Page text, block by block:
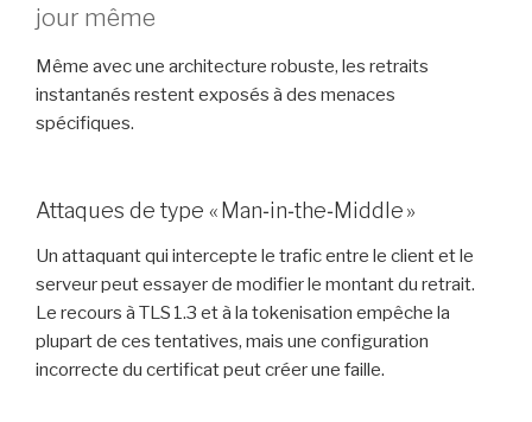
jour même
Même avec une architecture robuste, les retraits
instantanés restent exposés à des menaces
spécifiques.
Attaques de type « Man‑in‑the‑Middle »
Un attaquant qui intercepte le trafic entre le client et le
serveur peut essayer de modifier le montant du retrait.
Le recours à TLS 1.3 et à la tokenisation empêche la
plupart de ces tentatives, mais une configuration
incorrecte du certificat peut créer une faille.